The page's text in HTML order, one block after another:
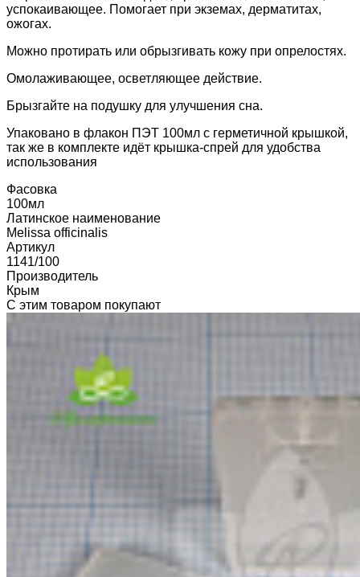
успокаивающее. Помогает при экземах, дерматитах,
ожогах.
Можно протирать или обрызгивать кожу при опрелостях.
Омолаживающее, осветляющее действие.
Брызгайте на подушку для улучшения сна.
Упаковано в флакон ПЭТ 100мл с герметичной крышкой,
так же в комплекте идёт крышка-спрей для удобства
использования
Фасовка
100мл
Латинское наименование
Melissa officinalis
Артикул
1141/100
Производитель
Крым
С этим товаром покупают